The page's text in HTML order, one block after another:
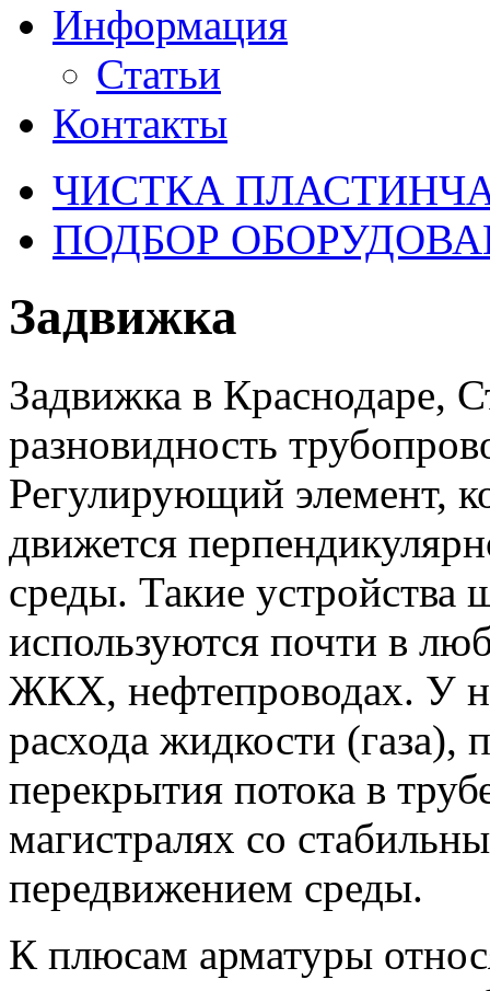
Информация
Статьи
Контакты
ЧИСТКА
ПОДБОР
Задвижка
Задвижка в Краснодаре,
разновидность
Регулирующий элемент,
движется
среды. Такие устройства
используются почти в
ЖКХ, нефтепроводах. У
расхода жидкости (газа),
перекрытия потока в
магистралях со
передвижением среды.
К плюсам арматуры